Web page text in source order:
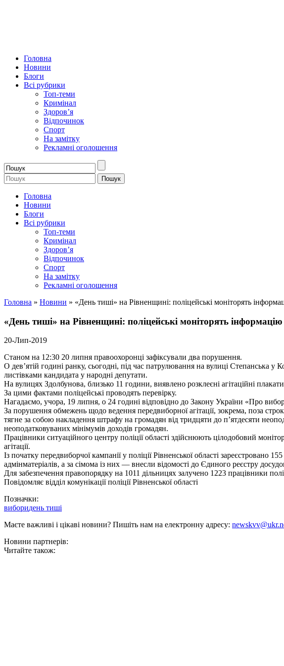
Головна
Новини
Блоги
Всі рубрики
Топ-теми
Кримінал
Здоров’я
Відпочинок
Спорт
На замітку
Рекламні оголошення
Головна
Новини
Блоги
Всі рубрики
Топ-теми
Кримінал
Здоров’я
Відпочинок
Спорт
На замітку
Рекламні оголошення
Головна » Новини » «День тиші» на Рівненщині: поліцейські моніторять
«День тиші» на Рівненщині: поліцейські моніторять
20-Лип-2019
Станом на 12:30 20 липня правоохоронці зафіксували два порушення.
О дев’ятій годині ранку, сьогодні, під час патрулювання на вулиці Степанська у
листівками кандидата у народні депутати.
На вулицях Здолбунова, близько 11 години, виявлено розклеєні агітаційні
За цими фактами поліцейські проводять перевірку.
Нагадаємо, учора, 19 липня, о 24 годині відповідно до Закону України «Про
За порушення обмежень щодо ведення передвиборної агітації, зокрема, поза
тягне за собою накладення штрафу на громадян від тридцяти до п’ятдесяти
неоподатковуваних мінімумів доходів громадян.
Працівники ситуаційного центру поліції області здійснюють цілодобовий
агітації.
Із початку передвиборчої кампанії у поліції Рівненської області зареєстровано
адмінматеріалів, а за сімома із них — внесли відомості до Єдиного реєстру
Для забезпечення правопорядку на 1011 дільницях залучено 1223 працівники
Повідомляє відділ комунікації поліції Рівненської області
Позначки:
виборидень тиші
Маєте важливі і цікаві новини? Пишіть нам на електронну адресу:
Новини партнерів:
Читайте також: